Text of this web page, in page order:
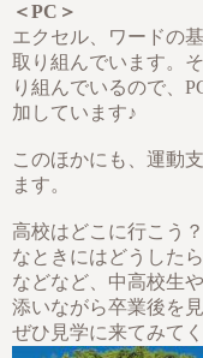
＜PC＞
エクセル、ワードの
取り組んでいます。
り組んでいるので、
加しています♪
このほかにも、運動
ます。
高校はどこに行こう
なときにはどうした
などなど、中高校生
添いながら卒業後を
ぜひ見学に来てみて